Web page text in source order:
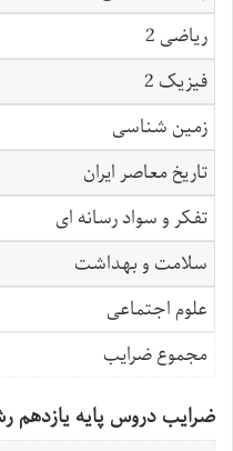
ریاضی 2
فیزیک 2
زمین شناسی
تاریخ معاصر ایران
تفکر و سواد رسانه ای
سلامت و بهداشت
علوم اجتماعی
مجموع ضرایب
ضرایب دروس پایه یازدهم